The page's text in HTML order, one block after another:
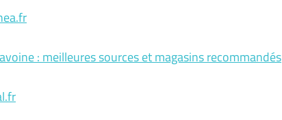
: meilleures sources et magasins recommandés